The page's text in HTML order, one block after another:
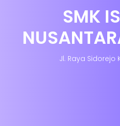
SMK
Jl. Raya Sidorejo